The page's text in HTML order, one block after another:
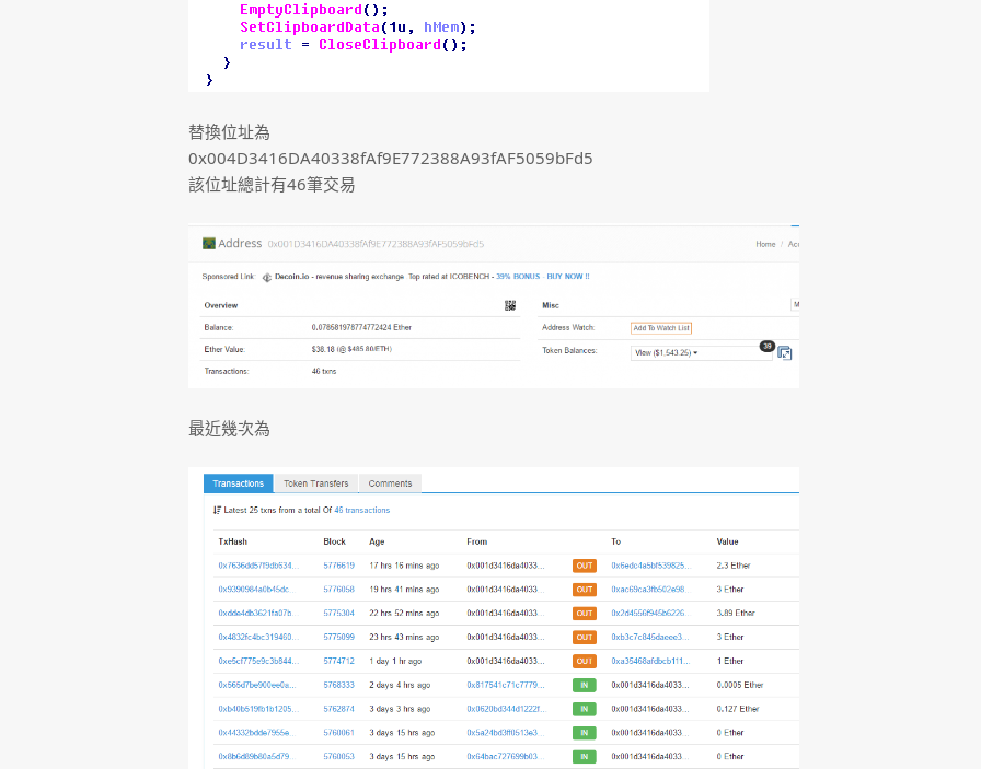
替換位址為
0x004D3416DA40338fAf9E772388A93fAF5059bFd5
該位址總計有46筆交易
最近幾次為